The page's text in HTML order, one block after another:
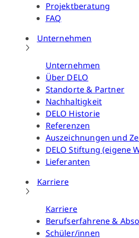
Projektberatung
FAQ
Unternehmen
Unternehmen
Über DELO
Standorte & Partner
Nachhaltigkeit
DELO Historie
Referenzen
Auszeichnungen und
DELO Stiftung (eigene
Lieferanten
Karriere
Karriere
Berufserfahrene &
Schüler/innen